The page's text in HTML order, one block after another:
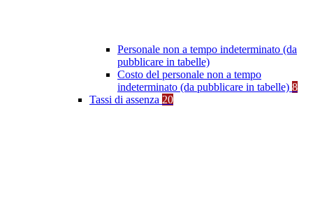
Personale non a tempo indeterminato (da
pubblicare in tabelle)
Costo del personale non a tempo
indeterminato (da pubblicare in tabelle) 8
Tassi di assenza 20